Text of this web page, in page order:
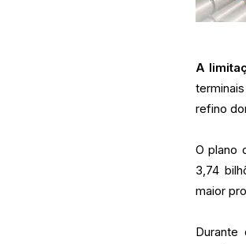
A
refino
O plano
3,74
maior